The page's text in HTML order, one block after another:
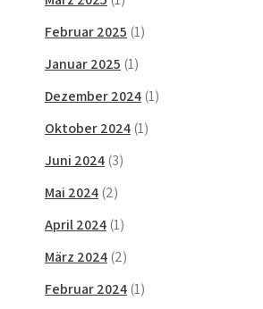
Februar 2025 (1)
Januar 2025 (1)
Dezember 2024(1)
Oktober 2024(1)
Juni 2024(3)
Mai 2024(2)
April 2024(1)
März 2024(2)
Februar 2024(1)